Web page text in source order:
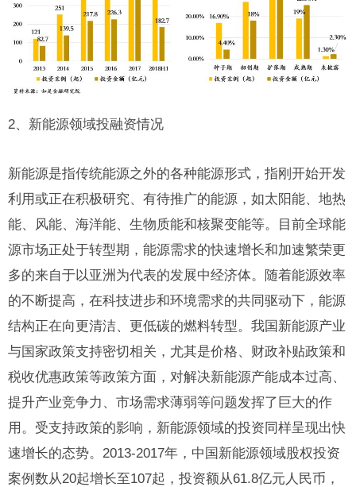
2、新能源领域投融资情况
新能源是指传统能源之外的各种能源形式，指刚开始开发
利用或正在积极研究、有待推广的能源，如太阳能、地热
能、风能、海洋能、生物质能和核聚变能等。目前全球能
源市场正处于转型期，能源需求的快速增长和加速繁荣更
多的来自于以亚洲为代表的发展中经济体。随着能源效率
的不断提高，在科技进步和环境需求的共同驱动下，能源
结构正在向更清洁、更低碳的燃料转型。我国新能源产业
与国家政策支持密切相关，尤其是价格、财政补贴政策和
税收优惠政策等政策方面，对解决新能源产能成本过高、
提升产业竞争力、市场需求薄弱等问题发挥了巨大的作
用。受支持政策的影响，新能源领域的投资同样呈现出快
速增长的态势。2013-2017年，中国新能源领域股权投资
案例数从20起增长至107起，投资额从61.8亿元人民币，